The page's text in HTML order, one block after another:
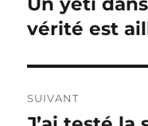
l’article
Publication
précédente :
vérité est
SUIVANT
Publication